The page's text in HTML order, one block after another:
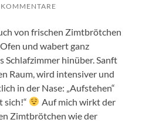
von frischen Zimtbrötchen
und wabert ganz
Schlafzimmer hinüber. Sanft
Raum, wird intensiver und
in der Nase: „Aufstehen“
sich!“
Auf mich wirkt der
Zimtbrötchen wie der